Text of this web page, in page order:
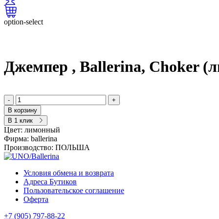
option-select
Джемпер , Ballerina, Choker
-
+
В корзину
В 1 клик
Цвет: лимонный
Фирма: ballerina
Производство: ПОЛЬША
Условия обмена и возврата
Адреса Бутиков
Пользовательское соглашение
Оферта
+7 (905) 797-88-22